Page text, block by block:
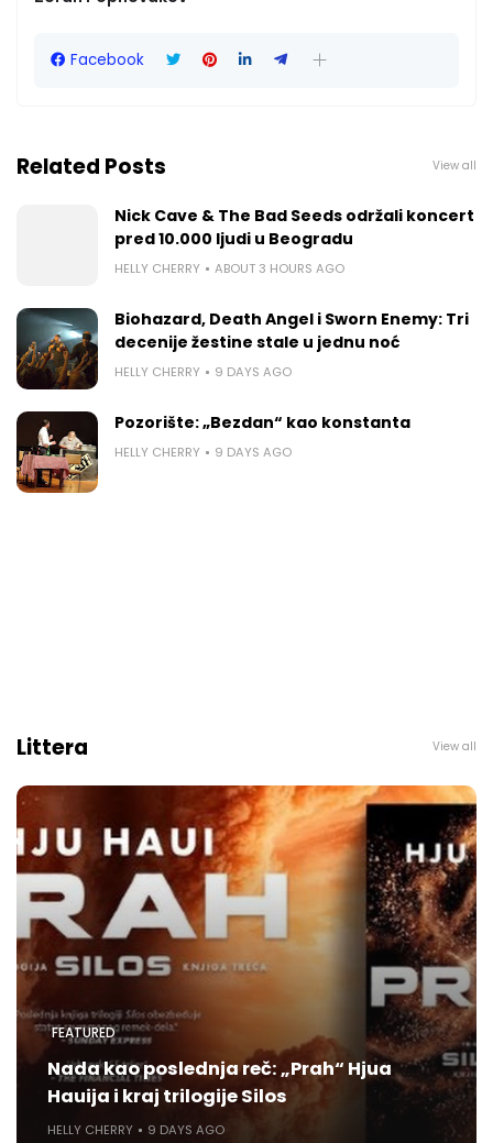
Facebook
Related Posts View all
Nick Cave & The Bad Seeds održali koncert
pred 10.000 ljudi u Beogradu
HELLY CHERRY ABOUT 3 HOURS AGO
Biohazard, Death Angel i Sworn Enemy: Tri
decenije žestine stale u jednu noć
HELLY CHERRY 9 DAYS AGO
Pozorište: „Bezdan“ kao konstanta
HELLY CHERRY 9 DAYS AGO
Littera View all
FEATURED
Nada kao poslednja reč: „Prah“ Hjua
Hauija i kraj trilogije Silos
HELLY CHERRY 9 DAYS AGO